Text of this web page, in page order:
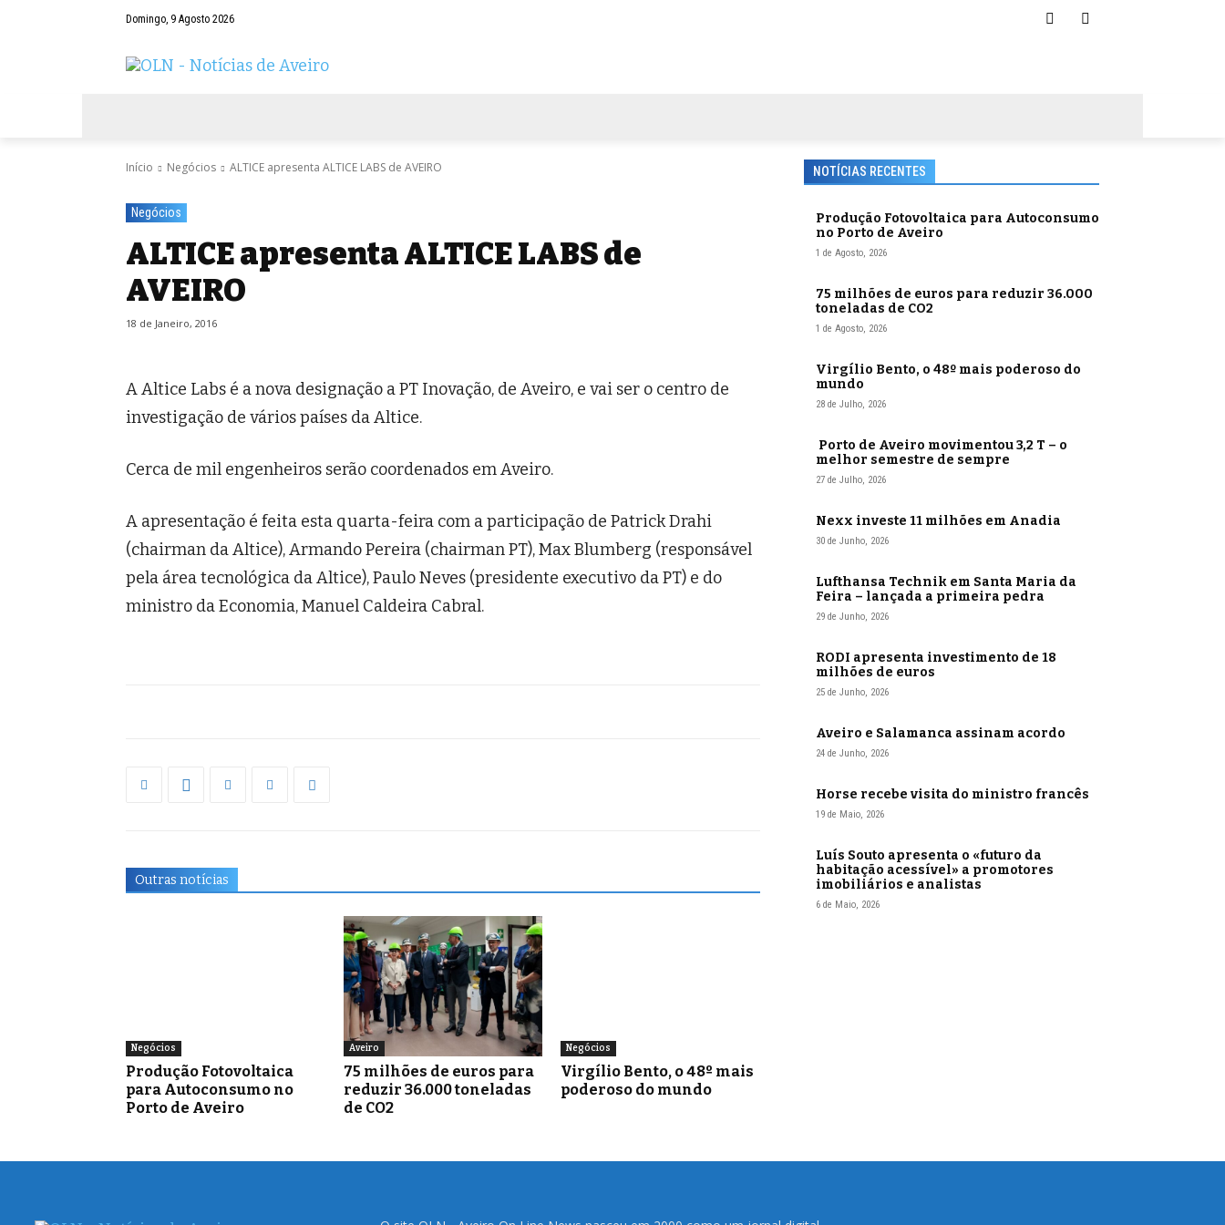
Domingo, 9 Agosto 2026
Início Negócios ALTICE apresenta ALTICE LABS de AVEIRO
Negócios
ALTICE apresenta ALTICE LABS de
AVEIRO
18 de Janeiro, 2016
A Altice Labs é a nova designação a PT Inovação, de Aveiro, e vai ser o centro de
investigação de vários países da Altice.
Cerca de mil engenheiros serão coordenados em Aveiro.
A apresentação é feita esta quarta-feira com a participação de Patrick Drahi
(chairman da Altice), Armando Pereira (chairman PT), Max Blumberg (responsável
pela área tecnológica da Altice), Paulo Neves (presidente executivo da PT) e do
ministro da Economia, Manuel Caldeira Cabral.
Outras notícias
Negócios
Produção Fotovoltaica
para Autoconsumo no
Porto de Aveiro
Aveiro
75 milhões de euros para
reduzir 36.000 toneladas
de CO2
Negócios
Virgílio Bento, o 48º mais
poderoso do mundo
NOTÍCIAS RECENTES
Produção Fotovoltaica para Autoconsumo
no Porto de Aveiro
1 de Agosto, 2026
75 milhões de euros para reduzir 36.000
toneladas de CO2
1 de Agosto, 2026
Virgílio Bento, o 48º mais poderoso do
mundo
28 de Julho, 2026
Porto de Aveiro movimentou 3,2 T – o
melhor semestre de sempre
27 de Julho, 2026
Nexx investe 11 milhões em Anadia
30 de Junho, 2026
Lufthansa Technik em Santa Maria da
Feira – lançada a primeira pedra
29 de Junho, 2026
RODI apresenta investimento de 18
milhões de euros
25 de Junho, 2026
Aveiro e Salamanca assinam acordo
24 de Junho, 2026
Horse recebe visita do ministro francês
19 de Maio, 2026
Luís Souto apresenta o «futuro da
habitação acessível» a promotores
imobiliários e analistas
6 de Maio, 2026